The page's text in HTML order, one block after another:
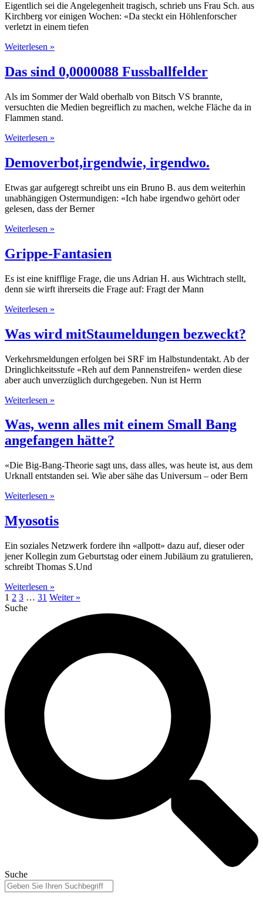
Eigentlich sei die Angelegenheit tragisch, schrieb uns Frau Sch. aus
Kirchberg vor einigen Wochen: «Da steckt ein Höhlenforscher
verletzt in einem tiefen
Weiterlesen »
Das sind 0,0000088 Fussballfelder
Als im Sommer der Wald oberhalb von Bitsch VS brannte,
versuchten die Medien begreiflich zu machen, welche Fläche da in
Flammen stand.
Weiterlesen »
Demoverbot,irgendwie, irgendwo.
Etwas gar aufgeregt schreibt uns ein Bruno B. aus dem weiterhin
unabhängigen Ostermundigen: «Ich habe irgendwo gehört oder
gelesen, dass der Berner
Weiterlesen »
Grippe-Fantasien
Es ist eine knifflige Frage, die uns Adrian H. aus Wichtrach stellt,
denn sie wirft ihrerseits die Frage auf: Fragt der Mann
Weiterlesen »
Was wird mitStaumeldungen bezweckt?
Verkehrsmeldungen erfolgen bei SRF im Halbstundentakt. Ab der
Dringlichkeits­stufe «Reh auf dem Pannenstreifen» werden diese
aber auch unverzüglich durch­gegeben. Nun ist Herrn
Weiterlesen »
Was, wenn alles mit einem Small Bang
angefangen hätte?
«Die Big-Bang-Theorie sagt uns, dass alles, was heute ist, aus dem
Urknall entstanden sei. Wie aber sähe das Universum – oder Bern
Weiterlesen »
Myosotis
Ein soziales Netzwerk fordere ihn «allpott» dazu auf, dieser oder
jener Kollegin zum Geburtstag oder einem Jubiläum zu gratulieren,
schreibt Thomas S.Und
Weiterlesen »
1 2 3 … 31 Weiter »
Suche
Suche